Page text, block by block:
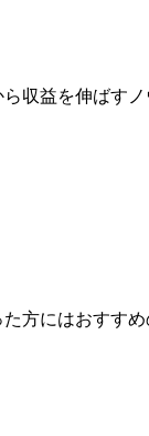
収益を伸ばす
方にはおすすめ